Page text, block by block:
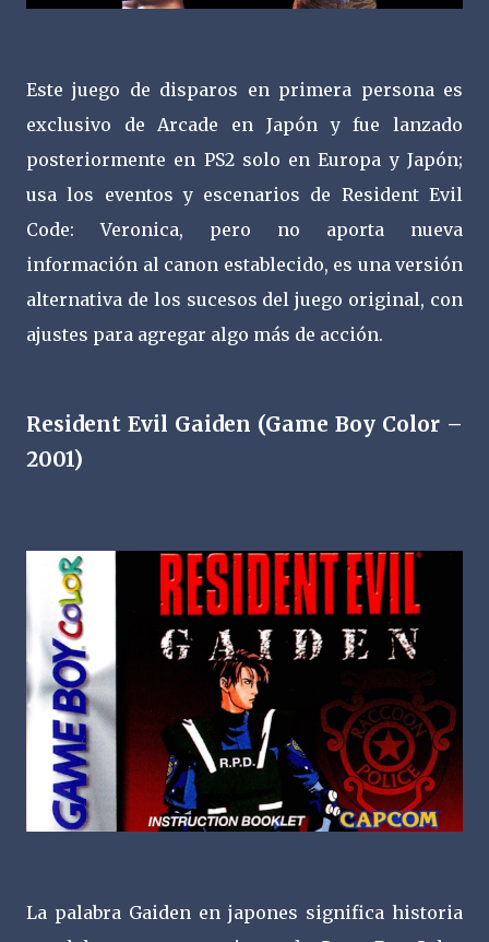
Este juego de disparos en primera persona es
exclusivo de Arcade en Japón y fue lanzado
posteriormente en PS2 solo en Europa y Japón;
usa los eventos y escenarios de Resident Evil
Code: Veronica, pero no aporta nueva
información al canon establecido, es una versión
alternativa de los sucesos del juego original, con
ajustes para agregar algo más de acción.
Resident Evil Gaiden (Game Boy Color –
2001)
La palabra Gaiden en japones significa historia